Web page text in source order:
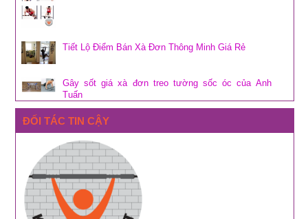
Tiết Lộ Điểm Bán Xà Đơn Thông Minh Giá Rẻ
Gây sốt giá xà đơn treo tường sốc óc của Anh
Tuấn
ĐỐI TÁC TIN CẬY